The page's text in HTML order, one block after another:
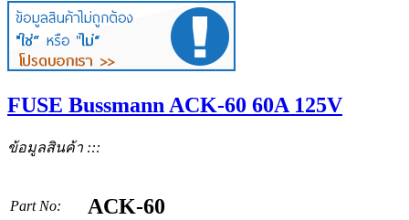
FUSE Bussmann ACK-60 60A 125V
ข้อมูลสินค้า :::
Part No: ACK-60